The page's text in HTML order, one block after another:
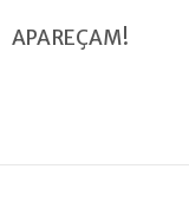
APAREÇAM!